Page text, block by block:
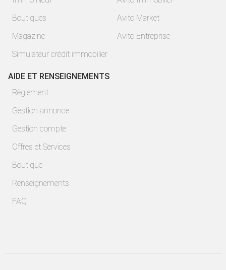
Boutiques
Magazine
Simulateur crédit immobilier
Avito Market
Avito Entreprise
AIDE ET RENSEIGNEMENTS
Règlement
Gestion annonce
Gestion compte
Offres et Services
Boutique
Renseignements
FAQ